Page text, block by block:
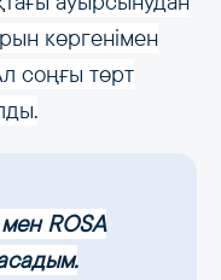
көргенімен
соңғы төрт
ROSA